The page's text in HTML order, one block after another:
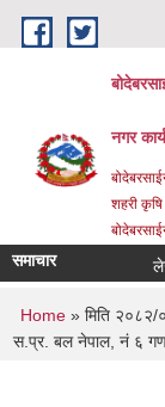
Skip to main content
नगर
शहरी
समाचार लेखा
1
You are
Home» मिति २०८२/
स.प्र. बल नेपाल, नं ६ गण